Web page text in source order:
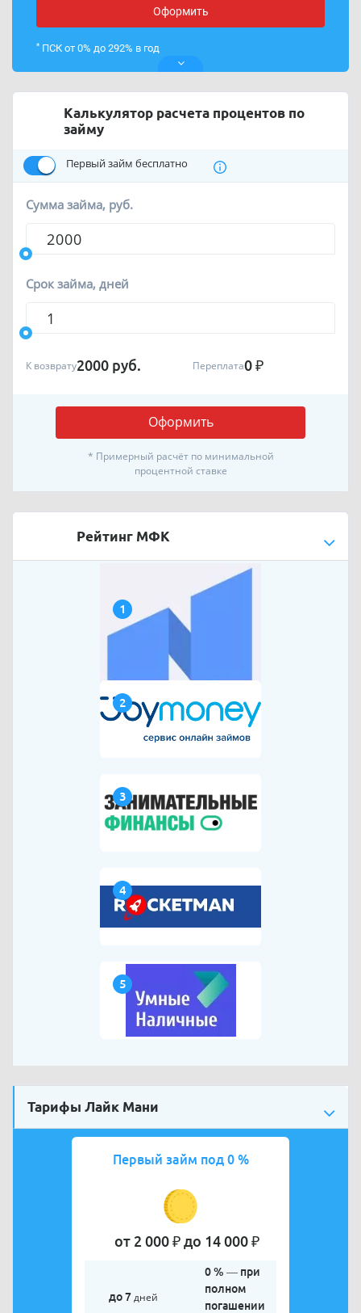
находящихся в трудной жизненной ситуации,
включая участников СВО и граждан, пострадавших от
чрезвычайных ситуаций
Оформить
*ПСК от 0% до 292% в год
Калькулятор расчета процентов по
займу
Первый займ бесплатно
Сумма займа, руб.
Срок займа, дней
Оформить
К возврату2000 руб. Переплата0 ₽
* Примерный расчёт по минимальной
процентной ставке
Рейтинг МФК
1
2
3
4
5
Тарифы Лайк Мани
Первый займ под 0 %
от 2 000 ₽ до 14 000 ₽
до 7дней
0 % — при
полном
погашении